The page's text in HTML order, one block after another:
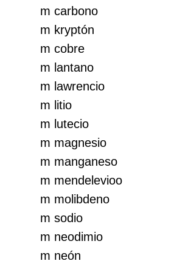
m carbono
m kryptón
m cobre
m lantano
m lawrencio
m litio
m lutecio
m magnesio
m manganeso
m mendelevioo
m molibdeno
m sodio
m neodimio
m neón